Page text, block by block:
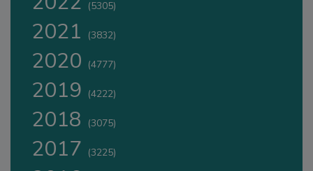
(5305)
2021 (3832)
2020 (4777)
2019 (4222)
2018 (3075)
2017 (3225)